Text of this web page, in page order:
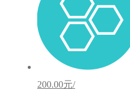
200.00元/